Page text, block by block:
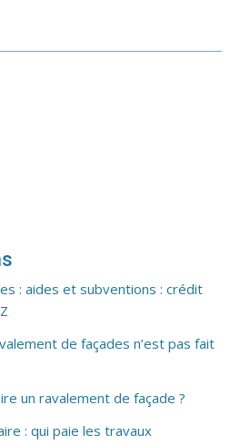
: aides et subventions : crédit
de façades n’est pas fait
un ravalement de façade ?
: qui paie les travaux